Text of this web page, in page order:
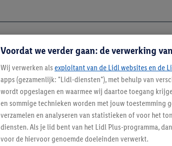
Voordat we verder gaan: de verwerking
Wij verwerken als exploitant van de Lidl websites en de
apps (gezamenlijk: "Lidl-diensten"), met behulp van
wordt opgeslagen en waarmee wij daartoe toegang
en sommige technieken worden met jouw
verzamelen en analyseren van statistieken of voor het
diensten. Als je lid bent van het Lidl Plus-programma,
voor de hiervoor genoemde doeleinden verwerkt.